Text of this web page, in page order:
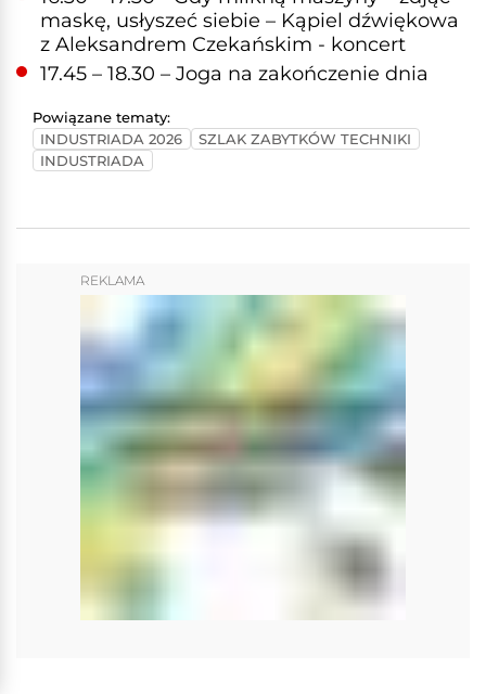
maskę, usłyszeć siebie – Kąpiel dźwiękowa
z Aleksandrem Czekańskim - koncert
17.45 – 18.30 – Joga na zakończenie dnia
Powiązane tematy:
INDUSTRIADA 2026
SZLAK ZABYTKÓW TECHNIKI
INDUSTRIADA
REKLAMA